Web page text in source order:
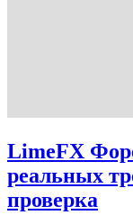
LimeFX
реальных
проверка